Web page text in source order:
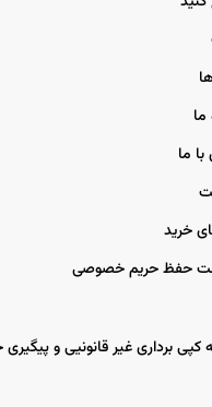
ما
ما
خرید
حفظ حریم خصوصی
برداری غیر قانونیی و